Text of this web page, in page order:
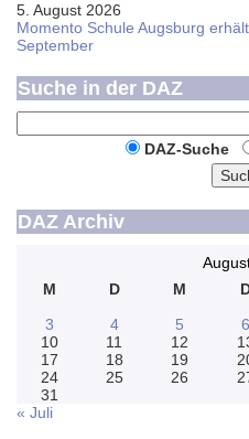
5. August 2026
Momento Schule Augsburg
September
Suche in der DAZ
DAZ-Suche
DAZ Archiv
M
D M
3
4 5 6
10
11 12
17
18 19
24
25 26
31
« Juli